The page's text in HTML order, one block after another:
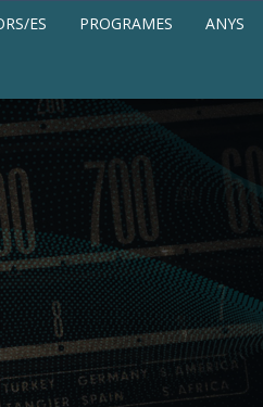
ES PROGRAMES ANYS